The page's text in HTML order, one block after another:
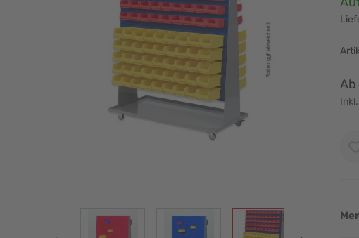
View larger imageView larger imageView larger image
Ab